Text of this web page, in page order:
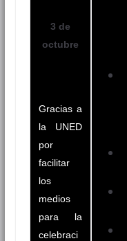
3 de
octubre
Gracias a
la UNED
por
facilitar
los
medios
para la
celebraci